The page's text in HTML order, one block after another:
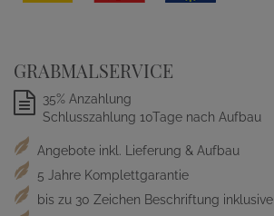
GRABMALSERVICE
35% Anzahlung
Schlusszahlung 10Tage nach Aufbau
Angebote inkl. Lieferung & Aufbau
5 Jahre Komplettgarantie
bis zu 30 Zeichen Beschriftung inklusive